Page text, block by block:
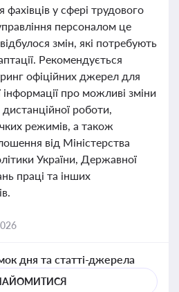
фахівців у сфері трудового
персоналом це
змін, які потребують
Рекомендується
офіційних джерел для
про можливі зміни
роботи,
режимів, а також
від Міністерства
України, Державної
праці та інших
дня та статті-джерела